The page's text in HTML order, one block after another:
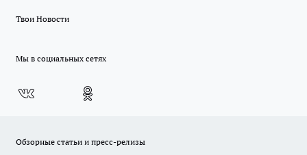
Твои Новости
Мы в социальных сетях
Обзорные статьи и пресс-релизы